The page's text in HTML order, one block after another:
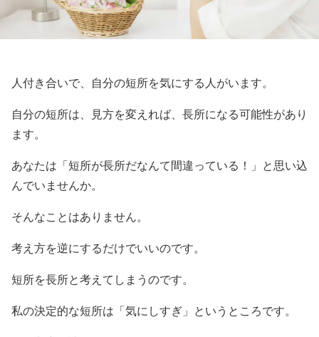
人付き合いで、自分の短所を気にする人がいます。
自分の短所は、見方を変えれば、長所になる可能性があり
ます。
あなたは「短所が長所だなんて間違っている！」と思い込
んでいませんか。
そんなことはありません。
考え方を逆にするだけでいいのです。
短所を長所と考えてしまうのです。
私の決定的な短所は「気にしすぎ」というところです。